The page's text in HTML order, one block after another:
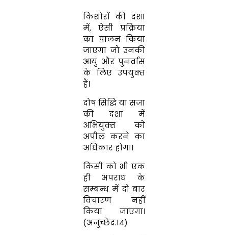
किशोरों की दशा
में,ऐसी प्रक्रिया
का पालन किया
जाएगा जो उनकी
आयु और पुनर्वास
के लिए उपयुक्‍त
हैं।
दोष सिद्धि या सजा
की दशा में
अभियुक्‍त को
अपील करने का
अधिकार होगा।
किसी को भी एक
ही अपराध के
सम्‍बन्‍ध में दो बार
विचारण नहीं
किया जाएगा।
(अनुच्छेद.14)